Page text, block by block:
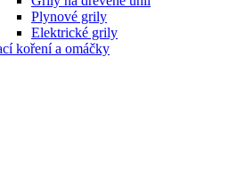
Plynové grily
Elektrické grily
koření a omáčky